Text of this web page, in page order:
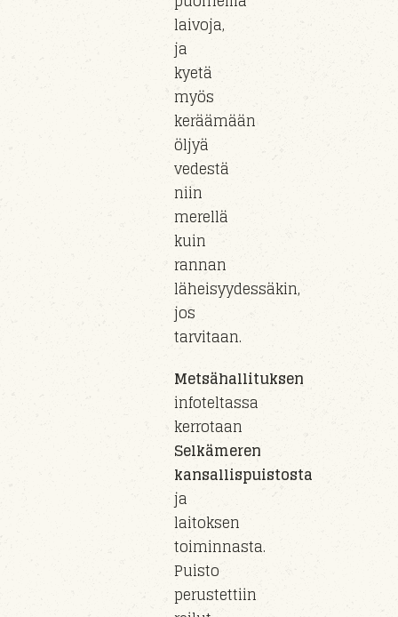
laivoja,
ja
kyetä
myös
keräämään
öljyä
vedestä
niin
merellä
kuin
rannan
läheisyydessäkin,
jos
tarvitaan.
Metsähallituksen
infoteltassa
kerrotaan
Selkämeren
kansallispuistosta
ja
laitoksen
toiminnasta.
Puisto
perustettiin